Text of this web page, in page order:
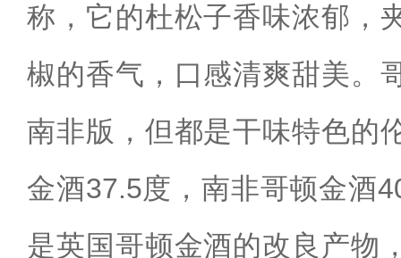
称，它的杜松子香味浓郁，
椒的香气，口感清爽甜美。
南非版，但都是干味特色的
金酒37.5度，南非哥顿金酒
是英国哥顿金酒的改良产物